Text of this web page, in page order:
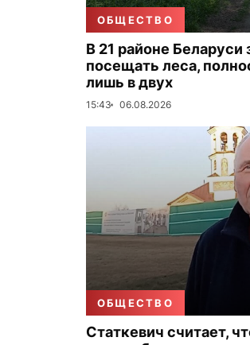
ОБЩЕСТВО
В 21 районе
посещать леса,
лишь в двух
15:43 06.08.2026
ОБЩЕСТВО
Статкевич считает,